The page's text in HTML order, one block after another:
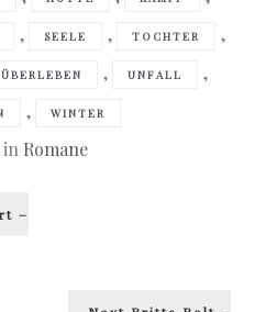
, SEELE , TOCHTER ,
ÜBERLEBEN , UNFALL ,
, WINTER
in Romane
–
Next